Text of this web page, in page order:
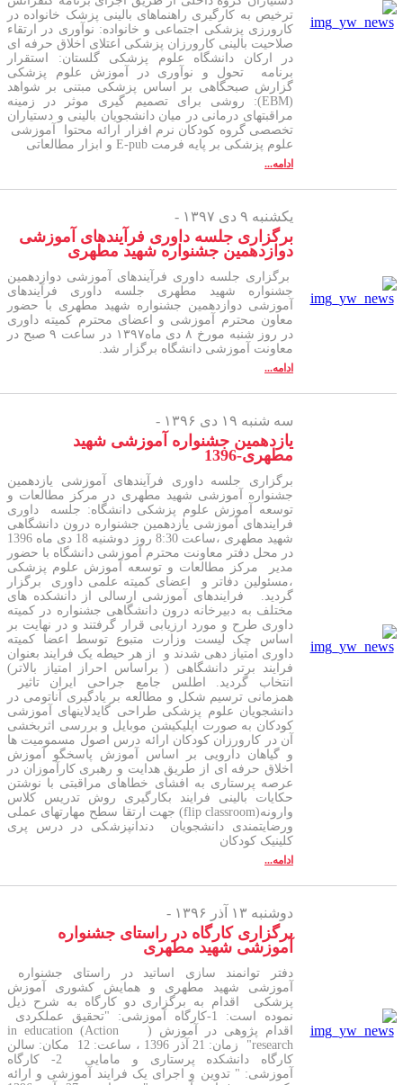
ترخیص به کارگیری راهنماهای بالینی پزشک خانواده در
کارورزی پزشکی اجتماعی و خانواده: نوآوری در ارتقاء
صلاحیت بالینی کارورزان پزشکی اعتلای اخلاق حرفه ای
در ارکان دانشگاه علوم پزشکی گلستان: استقرار
برنامه تحول و نوآوری در آموزش علوم پزشکی
گزارش صبحگاهی بر اساس پزشکی مبتنی بر شواهد
(EBM): روشی برای تصمیم گیری موثر در زمینه
مراقبتهای درمانی در میان دانشجویان بالینی و دستیاران
تخصصی گروه کودکان نرم افزار ارائه محتوا آموزشی
علوم پزشکی بر پایه فرمت E-pub و ابزار مطالعاتی
ادامه...
یکشنبه ۹ دی ۱۳۹۷ -
برگزاری جلسه داوری فرآیندهای آموزشی
دوازدهمین جشنواره شهید مطهری
برگزاری جلسه داوری فرآیندهای آموزشی دوازدهمین
جشنواره شهید مطهری جلسه داوری فرآیندهای
آموزشی دوازدهمین جشنواره شهید مطهری با حضور
معاون محترم آموزشی و اعضای محترم کمیته داوری
در روز شنبه مورخ ۸ دی ماه۱۳۹۷ در ساعت ۹ صبح در
معاونت آموزشی دانشگاه برگزار شد.
ادامه...
سه شنبه ۱۹ دی ۱۳۹۶ -
یازدهمین جشنواره آموزشی شهید
مطهری-1396
برگزاری جلسه داوری فرآیندهای آموزشی یازدهمین
جشنواره آموزشی شهید مطهری در مرکز مطالعات و
توسعه آموزش علوم پزشکی دانشگاه: جلسه داوری
فرایندهای آموزشی یازدهمین جشنواره درون دانشگاهی
شهید مطهری ،ساعت 8:30 روز دوشنیه 18 دی ماه 1396
در محل دفتر معاونت محترم آموزشی دانشگاه با حضور
مدیر مرکز مطالعات و توسعه آموزش علوم پزشکی
،مسئولین دفاتر و اعضای کمیته علمی داوری برگزار
گردید. فرایندهای آموزشی ارسالی از دانشکده های
مختلف به دبیرخانه درون دانشگاهی جشنواره در کمیته
داوری طرح و مورد ارزیابی قرار گرفتند و در نهایت بر
اساس چک لیست وزارت متبوع توسط اعضا کمیته
داوری امتیاز دهی شدند و از هر حیطه یک فرایند بعنوان
فرایند برتر دانشگاهی ( براساس احراز امتیاز بالاتر)
انتخاب گردید. اطلس جامع جراحی ایران تاثیر
همزمانی ترسیم شکل و مطالعه بر یادگیری آناتومی در
دانشجویان علوم پزشکی طراحی گایدلاینهای آموزشی
کودکان به صورت اپلیکیشن موبایل و بررسی اثربخشی
آن در کارورزان کودکان ارائه درس اصول مسمومیت ها
و گیاهان دارویی بر اساس آموزش پاسخگو آموزش
اخلاق حرفه ای از طریق هدایت و رهبری کارآموزان در
عرصه پرستاری به افشای خطاهای مراقبتی با نوشتن
حکایات بالینی فرایند بکارگیری روش تدریس کلاس
وارونه(flip classroom) جهت ارتقا سطح مهارتهای عملی
ورضایتمندی دانشجویان دندانپزشکی در درس پری
کلینیک کودکان
ادامه...
دوشنبه ۱۳ آذر ۱۳۹۶ -
برگزاری کارگاه در راستای جشنواره
آموزشی شهید مطهری
دفتر توانمند سازی اساتید در راستای جشنواره
آموزشی شهید مطهری و همایش کشوری آموزش
پزشکی اقدام به برگزاری دو کارگاه به شرح ذیل
نموده است: 1-کارگاه آموزشی: "تحقیق عملکردی
اقدام پژوهی در آموزش ( in education (Action
research" زمان: 21 آذر 1396 ، ساعت: 12 مکان: سالن
کارگاه دانشکده پرستاری و مامایی 2- کارگاه
آموزشی: " تدوین و اجرای یک فرایند آموزشی و ارائه